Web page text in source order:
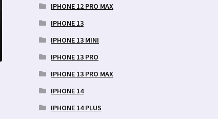
IPHONE 12 PRO MAX
IPHONE 13
IPHONE 13 MINI
IPHONE 13 PRO
IPHONE 13 PRO MAX
IPHONE 14
IPHONE 14 PLUS